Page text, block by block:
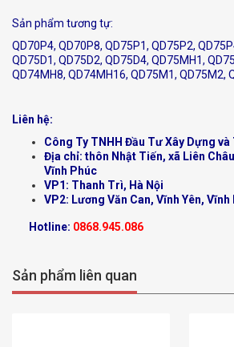
Sản phẩm tương tự:
QD70P4, QD70P8, QD75P1, QD75P2,
QD75D1, QD75D2, QD75D4, QD75MH1,
QD74MH8, QD74MH16, QD75M1, QD75M2,
Liên hệ:
Công Ty TNHH Đầu Tư Xây Dựng
Địa chỉ: thôn Nhật Tiến, xã Liên
Vĩnh Phúc
VP1: Thanh Trì, Hà Nội
VP2: Lương Văn Can, Vĩnh Yên, Vĩnh
Hotline: 0868.945.086
Sản phẩm liên quan